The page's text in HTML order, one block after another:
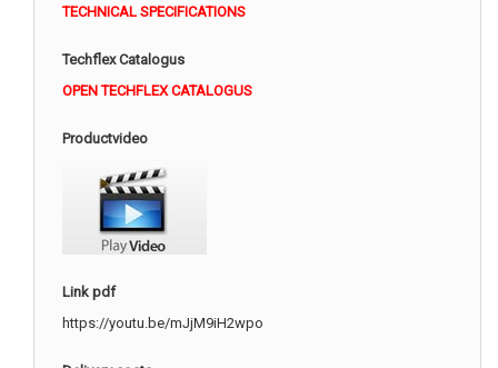
TECHNICAL SPECIFICATIONS
Techflex Catalogus
OPEN TECHFLEX CATALOGUS
Productvideo
Link pdf
https://youtu.be/mJjM9iH2wpo